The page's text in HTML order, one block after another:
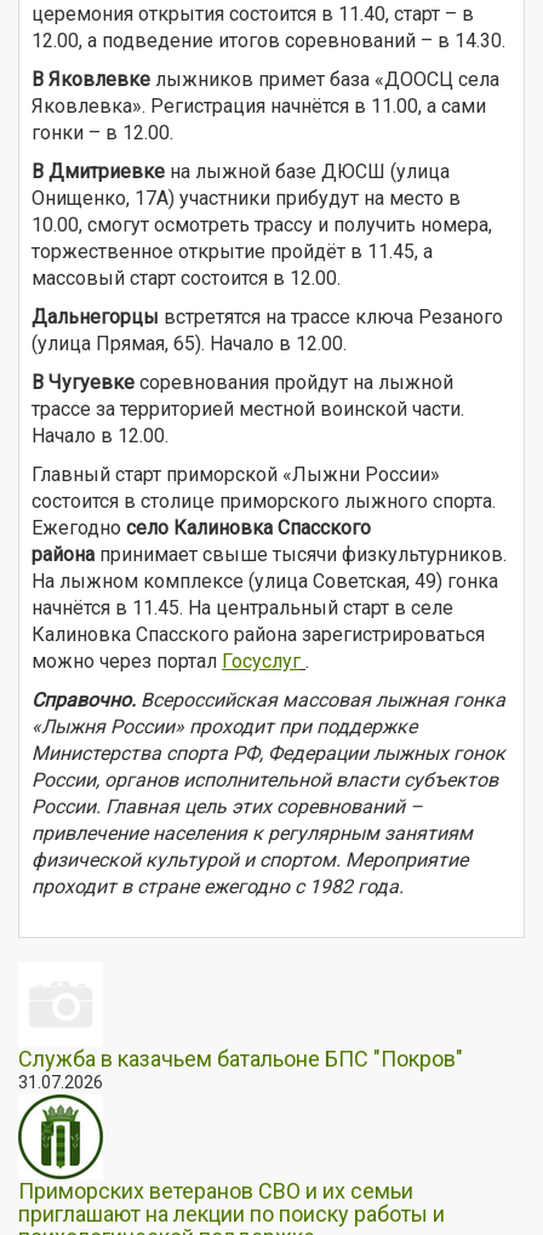
церемония открытия состоится в 11.40, старт – в
12.00, а подведение итогов соревнований – в 14.30.
В Яковлевке лыжников примет база «ДООСЦ села
Яковлевка». Регистрация начнётся в 11.00, а сами
гонки – в 12.00.
В Дмитриевке на лыжной базе ДЮСШ (улица
Онищенко, 17А) участники прибудут на место в
10.00, смогут осмотреть трассу и получить номера,
торжественное открытие пройдёт в 11.45, а
массовый старт состоится в 12.00.
Дальнегорцы встретятся на трассе ключа Резаного
(улица Прямая, 65). Начало в 12.00.
В Чугуевке соревнования пройдут на лыжной
трассе за территорией местной воинской части.
Начало в 12.00.
Главный старт приморской «Лыжни России»
состоится в столице приморского лыжного спорта.
Ежегодно село Калиновка Спасского
района принимает свыше тысячи физкультурников.
На лыжном комплексе (улица Советская, 49) гонка
начнётся в 11.45. На центральный старт в селе
Калиновка Спасского района зарегистрироваться
можно через портал Госуслуг .
Справочно. Всероссийская массовая лыжная гонка
«Лыжня России» проходит при поддержке
Министерства спорта РФ, Федерации лыжных гонок
России, органов исполнительной власти субъектов
России. Главная цель этих соревнований –
привлечение населения к регулярным занятиям
физической культурой и спортом. Мероприятие
проходит в стране ежегодно с 1982 года.
Служба в казачьем батальоне БПС "Покров"
31.07.2026
Приморских ветеранов СВО и их семьи
приглашают на лекции по поиску работы и